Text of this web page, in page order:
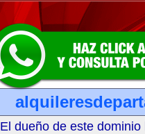
El dueño de este